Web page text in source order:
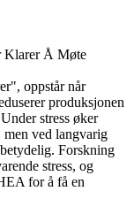
Klarer Å Møte
oppstår når
produksjonen
stress øker
ved langvarig
Forskning
stress, og
for å få en